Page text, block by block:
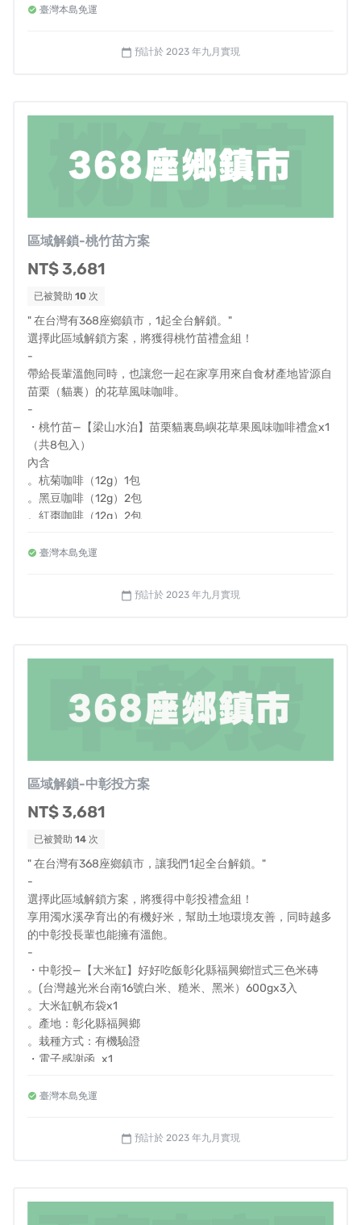
社會福利政策：個案就中低收資格呀，為什麼不能
送餐？
另外在政策溝通端也面臨障礙，因為送餐政策分屬社政與
衛政，又牽涉中央與地方自治權限等，尚無法找到一個可
行的平台與管道，讓實務單位能夠將目前執行困境與政府
們誠心的希望地方、中央，以及各主管機關能撇除本位主
義，與民間單位重新坐下來好好討論老人送餐的需求與政
策目的該如何重新定義與滿足。
很顯然，政府並不了解第一線的困境，當長輩無法
就無法啟動備餐服務，最後還是會轉介回送餐服
無論是過去透過媒體發表文章、與基金會夥伴向政府提出
面的答覆與行動，銀色大門並沒有任何政治背景關係以及
雄厚的財力足以影響政策，因此期望透過發起本次募資
案，讓更多群眾認識、了解並參與，藉以達到政策倡議的
飢餓的願景，而我們的訴求與行動如下：
・電子感謝函 x1
臺灣本島免運
calendar_today 預計於 2023 年九月實現
區域解鎖-桃竹苗方案
NT$ 3,681
已被贊助 10 次
" 在台灣有368座鄉鎮市，1起全台解鎖。"
選擇此區域解鎖方案，將獲得桃竹苗禮盒組！
-
帶給長輩溫飽同時，也讓您一起在家享用來自食材產地皆源自
苗栗（貓裏）的花草風味咖啡。
-
・桃竹苗—【梁山水泊】苗栗貓裏島嶼花草果風味咖啡禮盒x1
（共8包入）
內含
。杭菊咖啡（12g）1包
。黑豆咖啡（12g）2包
。紅棗咖啡（12g）2包
。洛神咖啡（12g）1包
。長輩零飢餓小卡x1
臺灣本島免運
calendar_today 預計於 2023 年九月實現
區域解鎖-中彰投方案
NT$ 3,681
已被贊助 14 次
" 在台灣有368座鄉鎮市，讓我們1起全台解鎖。"
-
選擇此區域解鎖方案，將獲得中彰投禮盒組！
享用濁水溪孕育出的有機好米，幫助土地環境友善，同時越多
的中彰投長輩也能擁有溫飽。
-
・中彰投—【大米缸】好好吃飯彰化縣福興鄉愷式三色米磚
。(台灣越光米台南16號白米、糙米、黑米）600gx3入
。大米缸帆布袋x1
。產地：彰化縣福興鄉
。栽種方式：有機驗證
・電子感謝函 x1
臺灣本島免運
calendar_today 預計於 2023 年九月實現